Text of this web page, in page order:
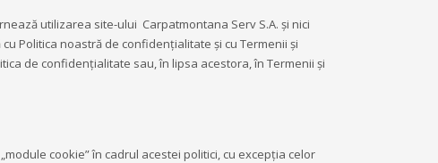
utilizarea site-ului Carpatmontana Serv S.A. și nici
Politica noastră de confidențialitate și cu Termenii și
de confidențialitate sau, în lipsa acestora, în Termenii și
cookie” în cadrul acestei politici, cu excepția celor